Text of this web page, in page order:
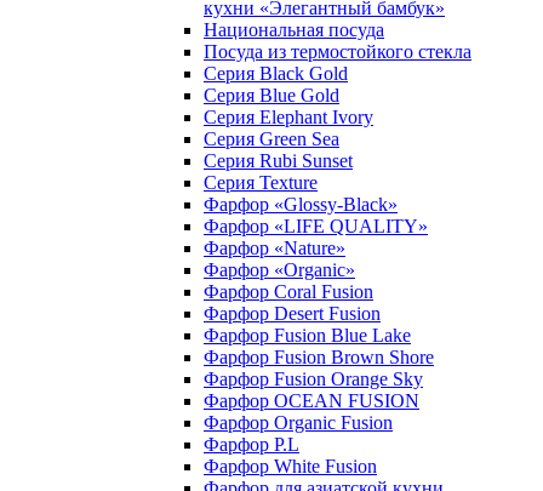
кухни «Элегантный бамбук»
Национальная посуда
Посуда из термостойкого стекла
Серия Black Gold
Серия Blue Gold
Серия Elephant Ivory
Серия Green Sea
Серия Rubi Sunset
Серия Texture
Фарфор «Glossy-Black»
Фарфор «LIFE QUALITY»
Фарфор «Nature»
Фарфор «Organic»
Фарфор Coral Fusion
Фарфор Desert Fusion
Фарфор Fusion Blue Lake
Фарфор Fusion Brown Shore
Фарфор Fusion Orange Sky
Фарфор OCEAN FUSION
Фарфор Organic Fusion
Фарфор P.L
Фарфор White Fusion